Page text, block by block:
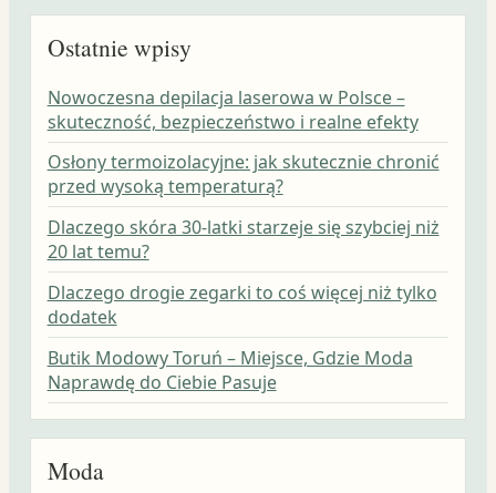
Ostatnie wpisy
Nowoczesna depilacja laserowa w Polsce –
skuteczność, bezpieczeństwo i realne efekty
Osłony termoizolacyjne: jak skutecznie chronić
przed wysoką temperaturą?
Dlaczego skóra 30-latki starzeje się szybciej niż
20 lat temu?
Dlaczego drogie zegarki to coś więcej niż tylko
dodatek
Butik Modowy Toruń – Miejsce, Gdzie Moda
Naprawdę do Ciebie Pasuje
Moda